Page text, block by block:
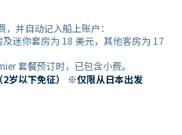
并自动记入船上账户：
迷你套房为 18 美元，其他客房为 17
套餐预订时，已包含小费。
岁以下免征） ※仅限从日本出发